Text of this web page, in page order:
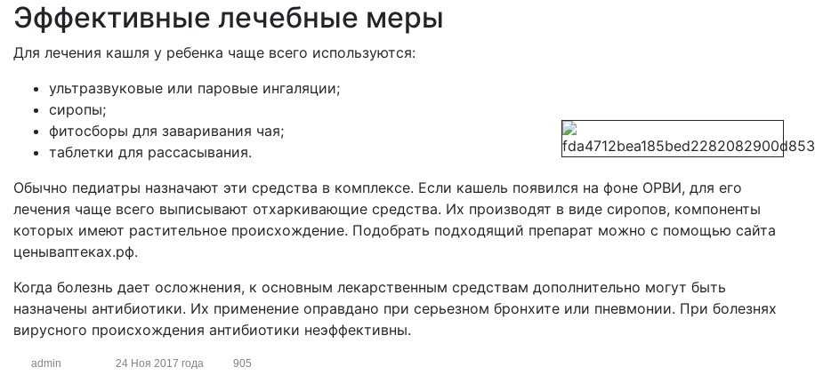
Эффективные лечебные меры
Для лечения кашля у ребенка чаще всего используются:
ультразвуковые или паровые ингаляции;
сиропы;
фитосборы для заваривания чая;
таблетки для рассасывания.
Обычно педиатры назначают эти средства в комплексе. Если кашель появился на фоне ОРВИ, для его
лечения чаще всего выписывают отхаркивающие средства. Их производят в виде сиропов, компоненты
которых имеют растительное происхождение. Подобрать подходящий препарат можно с помощью сайта
ценываптеках.рф.
Когда болезнь дает осложнения, к основным лекарственным средствам дополнительно могут быть
назначены антибиотики. Их применение оправдано при серьезном бронхите или пневмонии. При болезнях
вирусного происхождения антибиотики неэффективны.
admin 24 Ноя 2017 года 905